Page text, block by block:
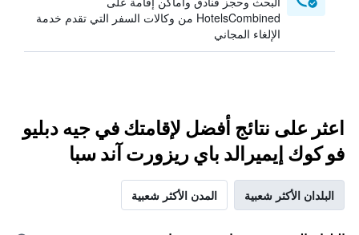
HotelsCombined من وكالات السفر التي تقدم خدمة
الإلغاء المجاني
اعثر على نتائج أفضل لإقامتك في جيه دبليو
فو كوك إيميرالد باي ريزورت آند سبا
البلدان الأكثر شعبية المدن الأكثر شعبية